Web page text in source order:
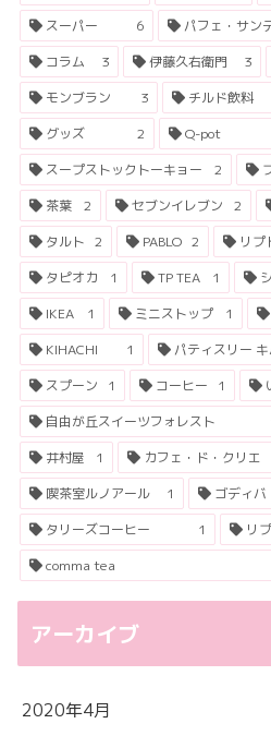
スーパー
6 パフェ・サン
コラム
3 伊藤久右衛門 3
モンブラン
3 チルド飲料
グッズ
2 Q-pot
スープストックトーキョー
2
茶葉
2 セブンイレブン 2
タルト 2 PABLO 2 リプ
タピオカ
1 TP TEA 1
IKEA
1 ミニストップ 1
KIHACHI
1 パティスリー キ
スプーン
1 コーヒー 1
自由が丘スイーツフォレスト
井村屋
1 カフェ・ド・クリエ
喫茶室ルノアール
1 ゴディバ
タリーズコーヒー
1 リ
comma tea
アーカイブ
2020年4月